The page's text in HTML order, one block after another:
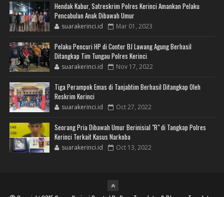
Hendak Kabur, Satreskrim Polres Kerinci Amankan Pelaku
Pencabulan Anak Dibawah Umur
suarakerinci.id Mar 01, 2023
Pelaku Pencuri HP di Conter BJ Lawang Agung Berhasil
Ditangkap Tim Tungau Polres Kerinci
suarakerinci.id Nov 17, 2022
Tiga Perampok Emas di Tanjabtim Berhasil Ditangkap Oleh
Reskrim Kerinci
suarakerinci.id Oct 27, 2022
Seorang Pria Dibawah Umur Berinisial "R" di Tangkap Polres
Kerinci Terkait Kasus Narkoba
suarakerinci.id Oct 13, 2022